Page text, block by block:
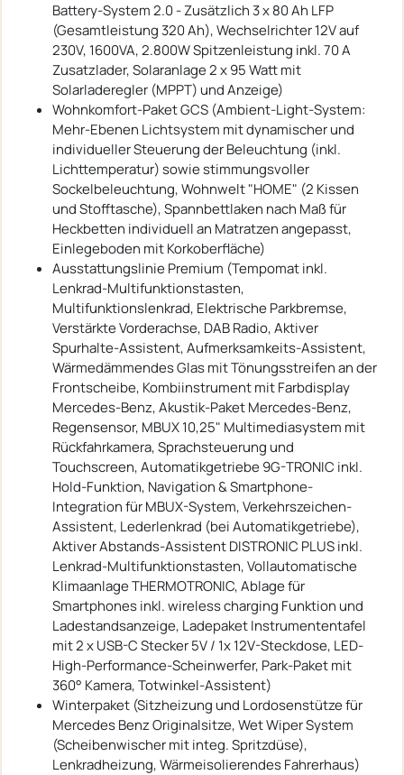
Battery-System 2.0 - Zusätzlich 3 x 80 Ah LFP
(Gesamtleistung 320 Ah), Wechselrichter 12V auf
230V, 1600VA, 2.800W Spitzenleistung inkl. 70 A
Zusatzlader, Solaranlage 2 x 95 Watt mit
Solarladeregler (MPPT) und Anzeige)
Wohnkomfort-Paket GCS (Ambient-Light-System:
Mehr-Ebenen Lichtsystem mit dynamischer und
individueller Steuerung der Beleuchtung (inkl.
Lichttemperatur) sowie stimmungsvoller
Sockelbeleuchtung, Wohnwelt "HOME" (2 Kissen
und Stofftasche), Spannbettlaken nach Maß für
Heckbetten individuell an Matratzen angepasst,
Einlegeboden mit Korkoberfläche)
Ausstattungslinie Premium (Tempomat inkl.
Lenkrad-Multifunktionstasten,
Multifunktionslenkrad, Elektrische Parkbremse,
Verstärkte Vorderachse, DAB Radio, Aktiver
Spurhalte-Assistent, Aufmerksamkeits-Assistent,
Wärmedämmendes Glas mit Tönungsstreifen an der
Frontscheibe, Kombiinstrument mit Farbdisplay
Mercedes-Benz, Akustik-Paket Mercedes-Benz,
Regensensor, MBUX 10,25" Multimediasystem mit
Rückfahrkamera, Sprachsteuerung und
Touchscreen, Automatikgetriebe 9G-TRONIC inkl.
Hold-Funktion, Navigation & Smartphone-
Integration für MBUX-System, Verkehrszeichen-
Assistent, Lederlenkrad (bei Automatikgetriebe),
Aktiver Abstands-Assistent DISTRONIC PLUS inkl.
Lenkrad-Multifunktionstasten, Vollautomatische
Klimaanlage THERMOTRONIC, Ablage für
Smartphones inkl. wireless charging Funktion und
Ladestandsanzeige, Ladepaket Instrumententafel
mit 2 x USB-C Stecker 5V / 1x 12V-Steckdose, LED-
High-Performance-Scheinwerfer, Park-Paket mit
360° Kamera, Totwinkel-Assistent)
Winterpaket (Sitzheizung und Lordosenstütze für
Mercedes Benz Originalsitze, Wet Wiper System
(Scheibenwischer mit integ. Spritzdüse),
Lenkradheizung, Wärmeisolierendes Fahrerhaus)